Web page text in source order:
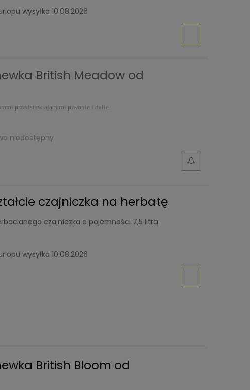
wysyłka 10.08.2026
British Meadow od
przedstawiającymi piwonie i dalie.
niedostępny
czajniczka na herbatę
czajniczka o pojemności 7,5 litra
wysyłka 10.08.2026
British Bloom od